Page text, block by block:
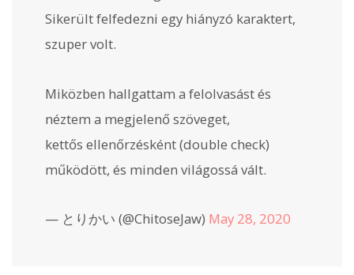
Sikerült felfedezni egy hiányzó karaktert,
szuper volt.
Miközben hallgattam a felolvasást és
néztem a megjelenő szöveget,
kettős ellenőrzésként (double check)
működött, és minden világossá vált.
— とりかい (@ChitoseJaw) May 28, 2020